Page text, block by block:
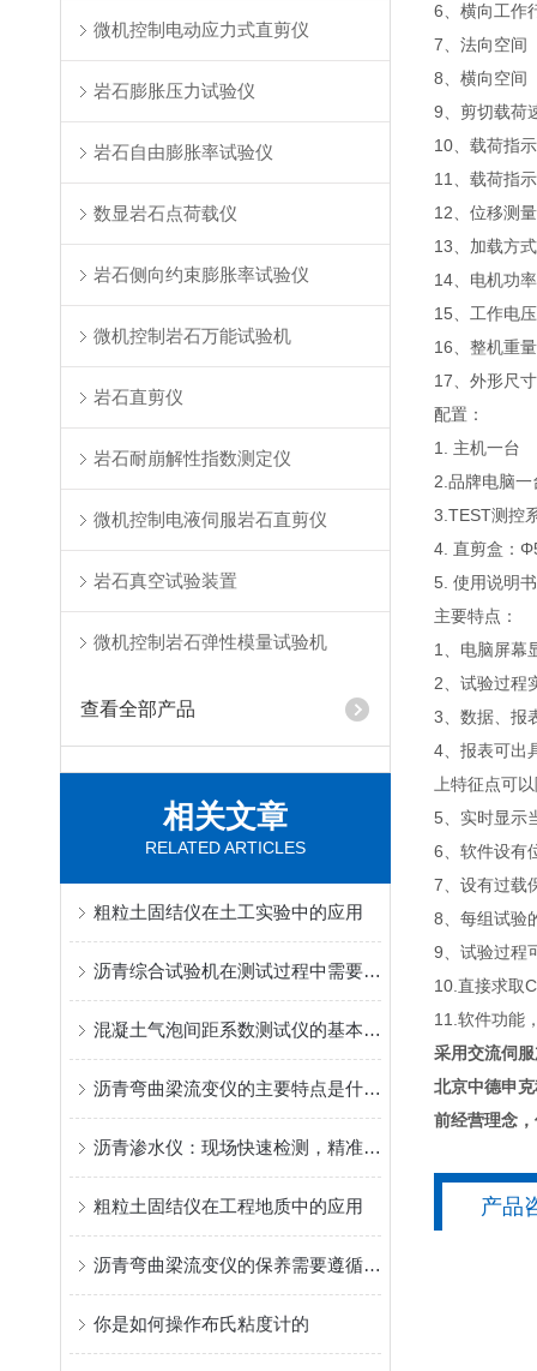
微机控制电动应力式直剪仪
岩石膨胀压力试验仪
岩石自由膨胀率试验仪
数显岩石点荷载仪
岩石侧向约束膨胀率试验仪
微机控制岩石万能试验机
岩石直剪仪
岩石耐崩解性指数测定仪
微机控制电液伺服岩石直剪仪
岩石真空试验装置
微机控制岩石弹性模量试验机
查看全部产品
相关文章
RELATED ARTICLES
粗粒土固结仪在土工实验中的应用
沥青综合试验机在测试过程中需要注意哪些安全事项？
混凝土气泡间距系数测试仪的基本操作流程
沥青弯曲梁流变仪的主要特点是什么呢？读完下文你就知道了
沥青渗水仪：现场快速检测，精准把控沥青路面渗水性能
粗粒土固结仪在工程地质中的应用
沥青弯曲梁流变仪的保养需要遵循以下的原则
你是如何操作布氏粘度计的
6、横向工作
7、法向空间
8、横向空间
9、剪切载荷
10、载荷指
11、载荷指
12、位移测
13、加载方
14、电机功
15、工作电
16、整机重
17、外形尺
配置：
1. 主机一台
2.品牌电脑
3.TEST测控
4. 直剪盒：
5. 使用说明
主要特点：
1、电脑屏幕
2、试验过程
3、数据、报
4、报表可出
上特征点可
5、实时显示
6、软件设有
7、设有过载
8、每组试验
9、试验过程
10.直接求取
11.软件功能
采用交流伺
北京中德申
前经营理念
产品